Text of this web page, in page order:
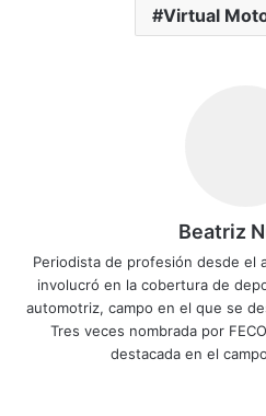
Virtual
Beatriz
Periodista de profesión desde el
involucró en la cobertura de
automotriz, campo en el que se
Tres veces nombrada por
destacada en el